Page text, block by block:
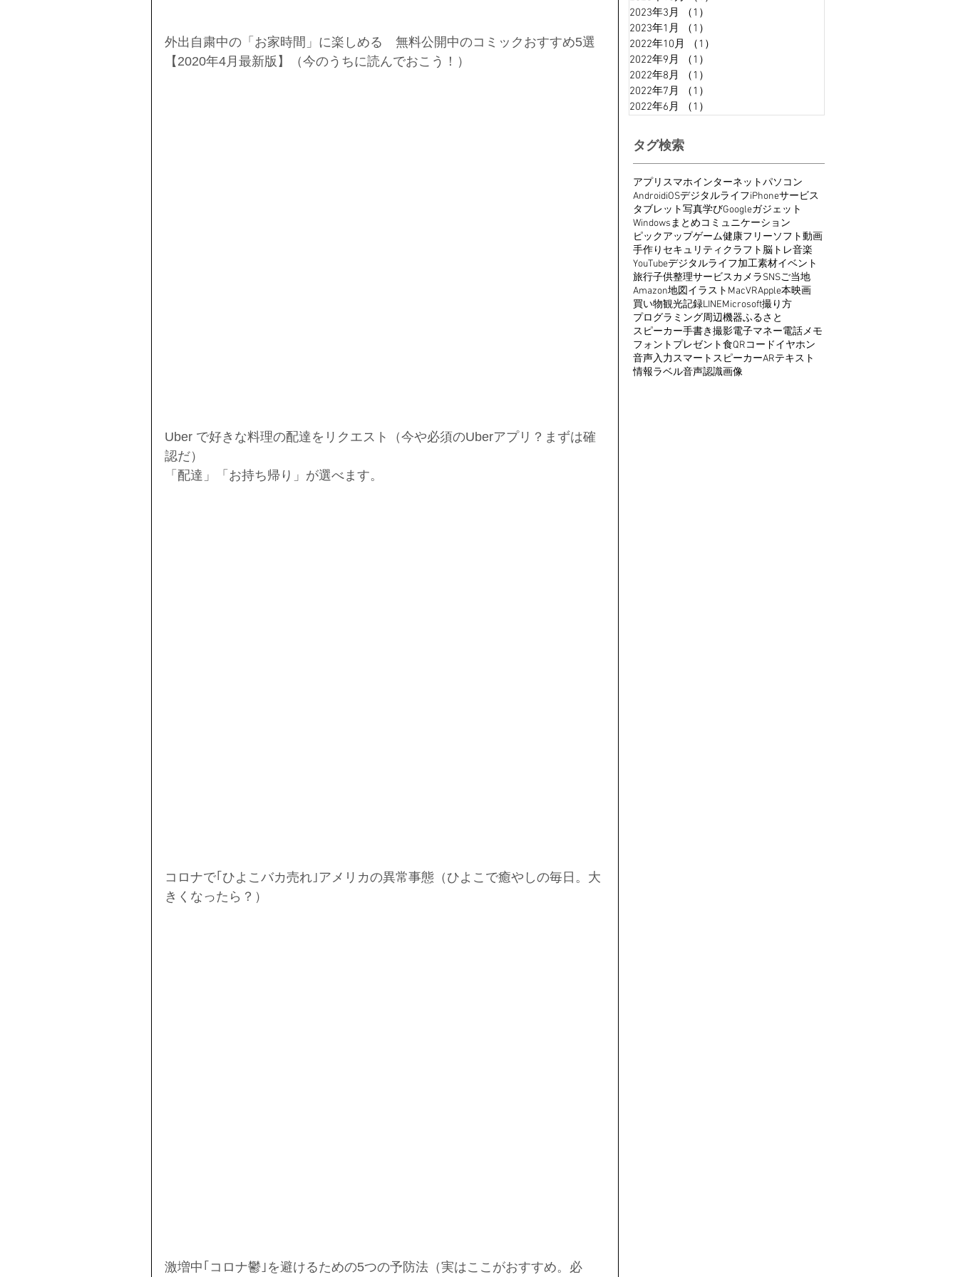
外出自粛中の「お家時間」に楽しめる　無料公開中のコミックおすすめ5選
【2020年4月最新版】（今のうちに読んでおこう！）
Uber で好きな料理の配達をリクエスト（今や必須のUberアプリ？まずは確
認だ）
「配達」「お持ち帰り」が選べます。
コロナで｢ひよこバカ売れ｣アメリカの異常事態（ひよこで癒やしの毎日。大
きくなったら？）
激増中｢コロナ鬱｣を避けるための5つの予防法（実はここがおすすめ。必
2023年3月
（1）
2023年1月
（1）
2022年10月
（1）
2022年9月
（1）
2022年8月
（1）
2022年7月
（1）
2022年6月
（1）
タグ検索
アプリ スマホインターネットパソコン
AndroidiOSデジタルライフiPhoneサービス
タブレット写真学びGoogleガジェット
Windowsまとめコミュニケーション
ピックアップゲーム健康フリーソフト動画
手作り セキュリティ クラフト脳トレ音楽
YouTubeデジタルライフ加工素材イベント
旅行子供整理サービスカメラSNSご当地
Amazon地図イラスト MacVRApple本映画
買い物観光記録LINEMicrosoft撮り方
プログラミング周辺機器ふるさと
スピーカー手書き撮影電子マネー電話メモ
フォント プレゼント食QRコードイヤホン
音声入力スマートスピーカーARテキスト
情報ラベル音声認識画像